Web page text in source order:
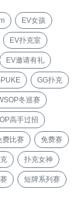
EV女孩
EV扑克室
EV邀请有礼
GG扑克
冬巡赛
高手过招
费比赛 免费赛
扑克女神
短牌系列赛